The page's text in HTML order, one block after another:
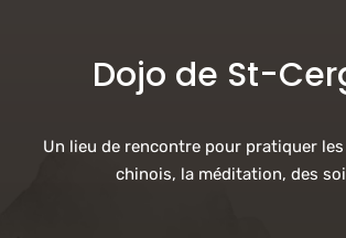
Dojo de St-
Un lieu de rencontre pour pratiquer
chinois, la méditation, des